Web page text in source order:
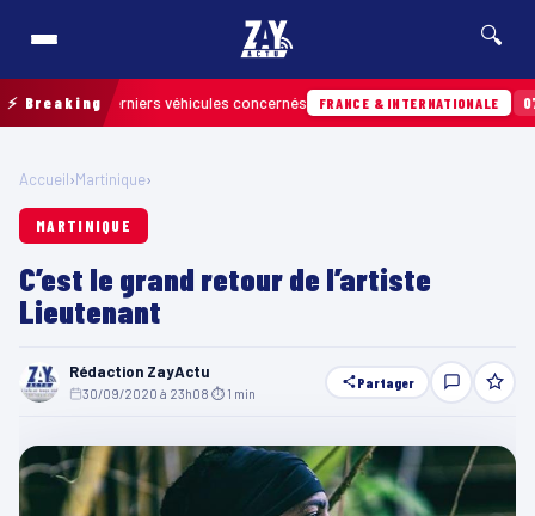
🔍
⚡ Breaking
les derniers véhicules concernés FRANCE & INTERNATIONALE 07/08 ·
Accueil›Martinique›
MARTINIQUE
C’est le grand retour de l’artiste
Lieutenant
Rédaction ZayActu
30/09/2020 à 23h08 ⏱ 1 min
Partager